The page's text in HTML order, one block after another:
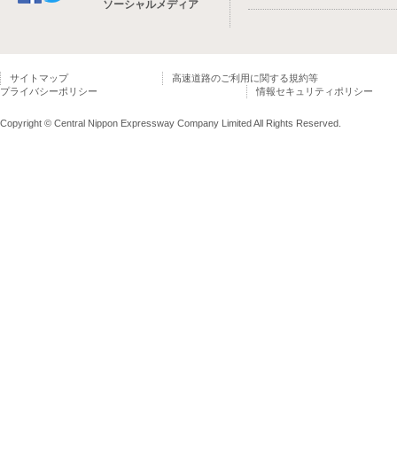
ソーシャルメディア
サイトマップ
高速道路のご利用に関する規約等
プライバシーポリシー
情報セキュリティポリシー
Copyright © Central Nippon Expressway Company Limited All Rights Reserved.